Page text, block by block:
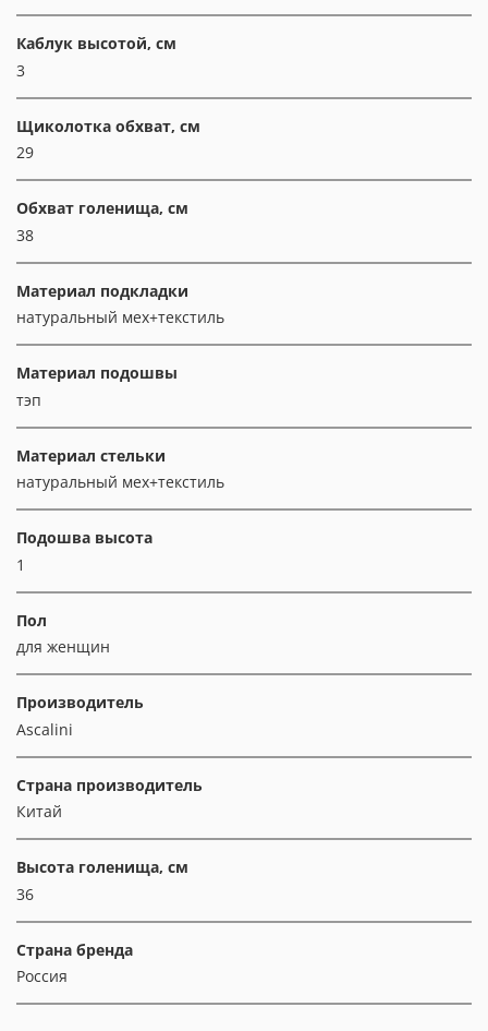
Каблук высотой, см
3
Щиколотка обхват, см
29
Обхват голенища, см
38
Материал подкладки
натуральный мех+текстиль
Материал подошвы
тэп
Материал стельки
натуральный мех+текстиль
Подошва высота
1
Пол
для женщин
Производитель
Ascalini
Страна производитель
Китай
Высота голенища, см
36
Страна бренда
Россия